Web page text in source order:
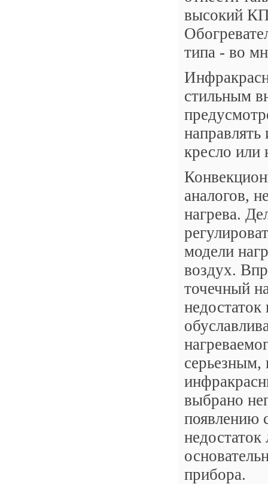
высокий
типа - во
стильным
кресло или
аналогов,
нагрева.
модели
воздух.
точечный
серьезным,
выбрано
появлению
недостаток
прибора.